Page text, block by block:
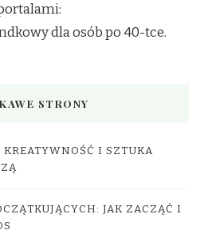
dla osób po 40-tce.
STRONY
KREATYWNOŚĆ I SZTUKA
JAK ZACZĄĆ I